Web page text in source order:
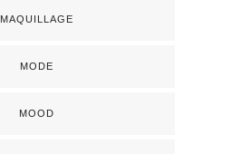
MAQUILLAGE
MODE
MOOD